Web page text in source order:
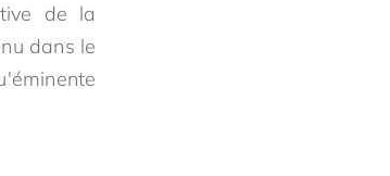
de la
dans le